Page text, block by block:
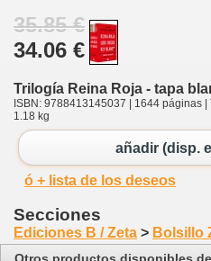
35.85 €
34.06 €
Trilogía Reina Roja - tapa
ISBN: 9788413145037 | 1644 páginas
1.18 kg
añadir (disp.
ó + lista de los deseos
Secciones
Ediciones B / Zeta > Bolsillo